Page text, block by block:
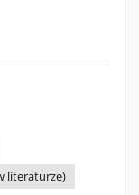
literaturze)